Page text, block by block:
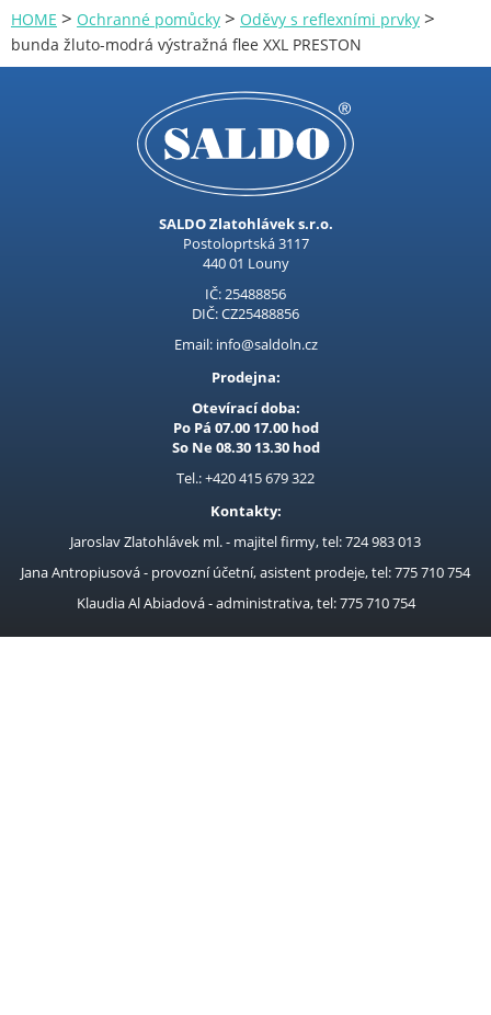
HOME > Ochranné pomůcky > Oděvy s reflexními prvky >
bunda žluto-modrá výstražná flee XXL PRESTON
SALDO Zlatohlávek s.r.o.
Postoloprtská 3117
440 01 Louny
IČ: 25488856
DIČ: CZ25488856
Email: info@saldoln.cz
Prodejna:
Otevírací doba:
Po Pá 07.00 17.00 hod
So Ne 08.30 13.30 hod
Tel.: +420 415 679 322
Kontakty:
Jaroslav Zlatohlávek ml. - majitel firmy, tel: 724 983 013
Jana Antropiusová - provozní účetní, asistent prodeje, tel: 775 710 754
Klaudia Al Abiadová - administrativa, tel: 775 710 754